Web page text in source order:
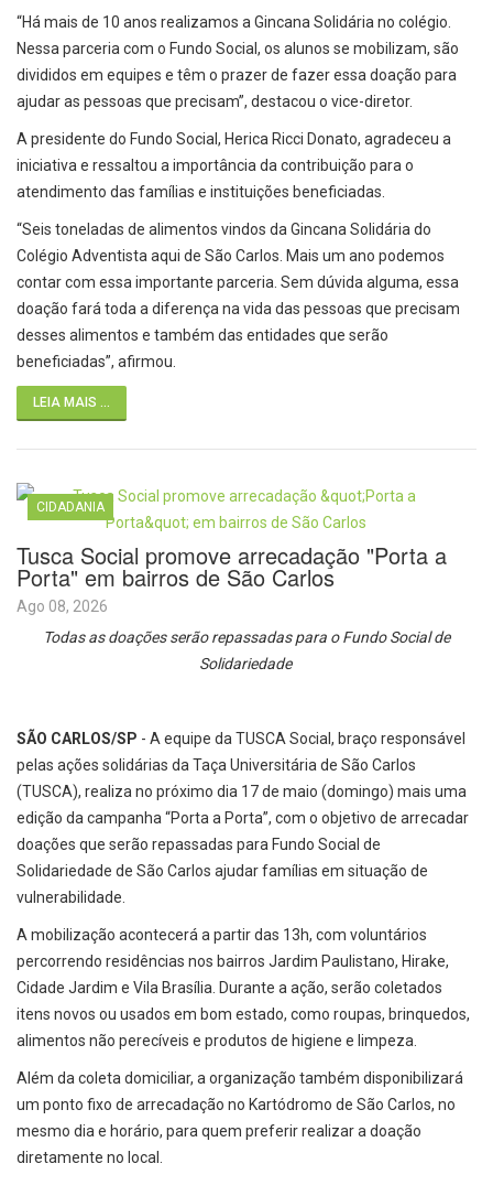
“Há mais de 10 anos realizamos a Gincana Solidária no colégio.
Nessa parceria com o Fundo Social, os alunos se mobilizam, são
divididos em equipes e têm o prazer de fazer essa doação para
ajudar as pessoas que precisam”, destacou o vice-diretor.
A presidente do Fundo Social, Herica Ricci Donato, agradeceu a
iniciativa e ressaltou a importância da contribuição para o
atendimento das famílias e instituições beneficiadas.
“Seis toneladas de alimentos vindos da Gincana Solidária do
Colégio Adventista aqui de São Carlos. Mais um ano podemos
contar com essa importante parceria. Sem dúvida alguma, essa
doação fará toda a diferença na vida das pessoas que precisam
desses alimentos e também das entidades que serão
beneficiadas”, afirmou.
LEIA MAIS ...
CIDADANIA
Tusca Social promove arrecadação "Porta a
Porta" em bairros de São Carlos
Ago 08, 2026
Todas as doações serão repassadas para o Fundo Social de
Solidariedade
SÃO CARLOS/SP - A equipe da TUSCA Social, braço responsável
pelas ações solidárias da Taça Universitária de São Carlos
(TUSCA), realiza no próximo dia 17 de maio (domingo) mais uma
edição da campanha “Porta a Porta”, com o objetivo de arrecadar
doações que serão repassadas para Fundo Social de
Solidariedade de São Carlos ajudar famílias em situação de
vulnerabilidade.
A mobilização acontecerá a partir das 13h, com voluntários
percorrendo residências nos bairros Jardim Paulistano, Hirake,
Cidade Jardim e Vila Brasília. Durante a ação, serão coletados
itens novos ou usados em bom estado, como roupas, brinquedos,
alimentos não perecíveis e produtos de higiene e limpeza.
Além da coleta domiciliar, a organização também disponibilizará
um ponto fixo de arrecadação no Kartódromo de São Carlos, no
mesmo dia e horário, para quem preferir realizar a doação
diretamente no local.